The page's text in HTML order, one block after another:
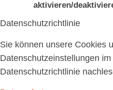
aktivieren/
Datenschutzrichtlinie
Sie können unsere Cookies
Datenschutzeinstellungen
Datenschutzrichtlinie